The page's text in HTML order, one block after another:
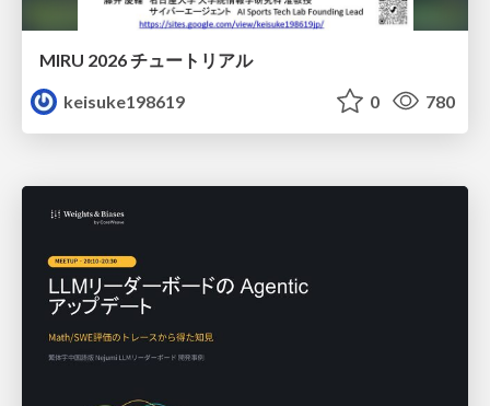
MIRU 2026 チュートリアル
keisuke198619
0 780